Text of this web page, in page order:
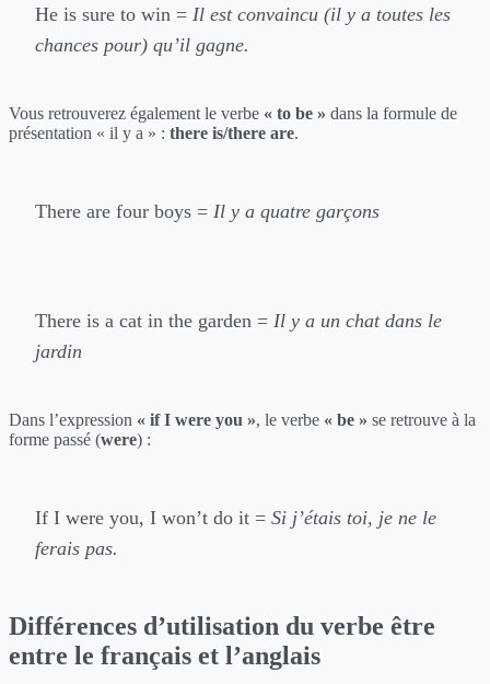
He is sure to win = Il est convaincu (il y a toutes les
chances pour) qu’il gagne.
Vous retrouverez également le verbe « to be » dans la formule de
présentation « il y a » : there is/there are.
There are four boys = Il y a quatre garçons
There is a cat in the garden = Il y a un chat dans le
jardin
Dans l’expression « if I were you », le verbe « be » se retrouve à la
forme passé (were) :
If I were you, I won’t do it = Si j’étais toi, je ne le
ferais pas.
Différences d’utilisation du verbe être
entre le français et l’anglais